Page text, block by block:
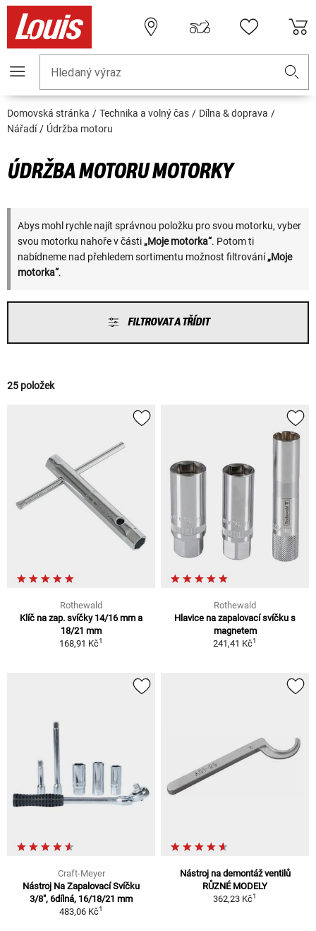
Hledaný výraz
Domovská stránka Technika a volný čas
Dílna & doprava
Nářadí
Údržba motoru
ÚDRŽBA MOTORU MOTORKY
Abys mohl rychle najít správnou položku pro svou motorku, vyber
svou motorku nahoře v části„Moje motorka“. Potom ti
nabídneme nad přehledem sortimentu možnost filtrování„Moje
motorka“.
FILTROVAT A TŘÍDIT
25 položek
Rothewald
Klíč na zap. svíčky 14/16 mm a
18/21 mm
168,91 Kč1
Rothewald
Hlavice na zapalovací svíčku s
magnetem
241,41 Kč1
Craft-Meyer
Nástroj Na Zapalovací Svíčku
3/8", 6dílná, 16/18/21 mm
483,06 Kč1
Nástroj na demontáž ventilů
RŮZNÉ MODELY
362,23 Kč1